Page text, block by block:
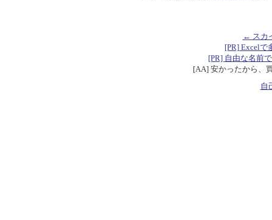
← スカ
[PR] Excelで
[PR] 自由な名前
[AA] 安かったから、
自